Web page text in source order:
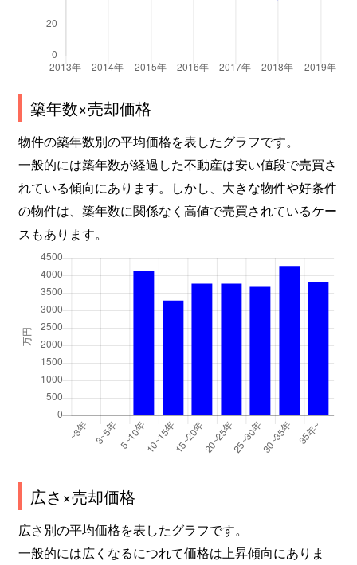
築年数×売却価格
物件の築年数別の平均価格を表したグラフです。
一般的には築年数が経過した不動産は安い値段で売買さ
れている傾向にあります。しかし、大きな物件や好条件
の物件は、築年数に関係なく高値で売買されているケー
スもあります。
広さ×売却価格
広さ別の平均価格を表したグラフです。
一般的には広くなるにつれて価格は上昇傾向にありま